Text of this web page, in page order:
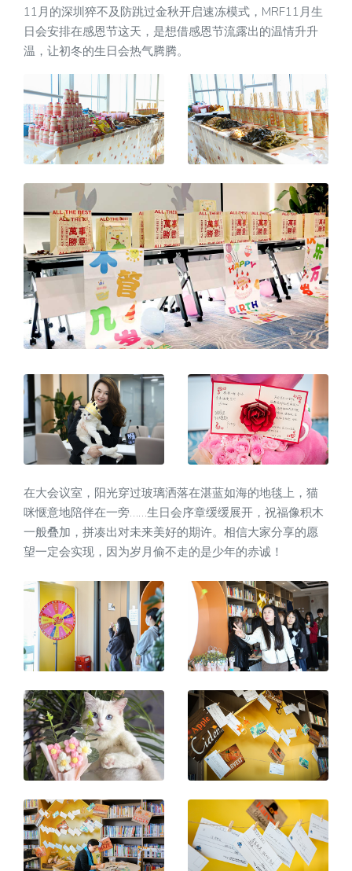
11月的深圳猝不及防跳过金秋开启速冻模式，MRF11月生
日会安排在感恩节这天，是想借感恩节流露出的温情升升
温，让初冬的生日会热气腾腾。
在大会议室，阳光穿过玻璃洒落在湛蓝如海的地毯上，猫
咪惬意地陪伴在一旁……生日会序章缓缓展开，祝福像积木
一般叠加，拼凑出对未来美好的期许。相信大家分享的愿
望一定会实现，因为岁月偷不走的是少年的赤诚！